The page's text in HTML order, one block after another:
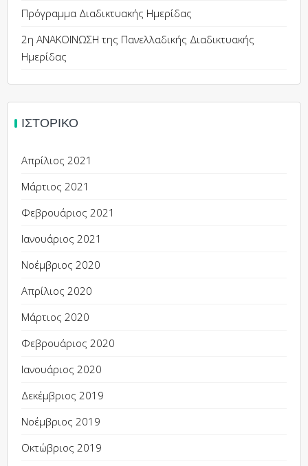
Πρόγραμμα Διαδικτυακής Ημερίδας
2η ΑΝΑΚΟΙΝΩΣΗ της Πανελλαδικής Διαδικτυακής
Ημερίδας
ΙΣΤΟΡΙΚΌ
Απρίλιος 2021
Μάρτιος 2021
Φεβρουάριος 2021
Ιανουάριος 2021
Νοέμβριος 2020
Απρίλιος 2020
Μάρτιος 2020
Φεβρουάριος 2020
Ιανουάριος 2020
Δεκέμβριος 2019
Νοέμβριος 2019
Οκτώβριος 2019